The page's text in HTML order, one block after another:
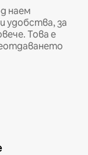
наем
удобства, за
Това е